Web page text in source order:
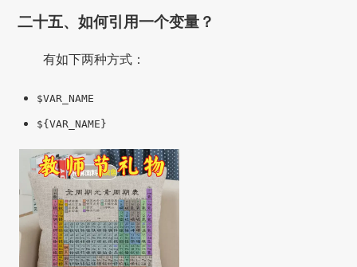
二十五、如何引用一个变量？
有如下两种方式：
$VAR_NAME
${VAR_NAME}